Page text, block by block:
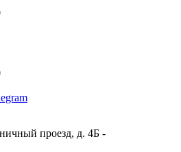
проезд, д. 4Б -